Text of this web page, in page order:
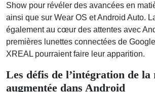
Show pour révéler des avancées en
ainsi que sur Wear OS et Android Auto.
également au cœur des attentes avec
premières lunettes connectées de
XREAL pourraient faire leur apparition.
Les défis de l’intégration de la
augmentée dans Android